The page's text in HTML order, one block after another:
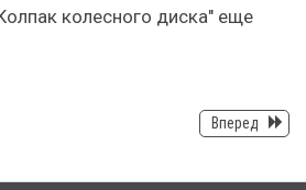
колесного диска" еще
Вперед